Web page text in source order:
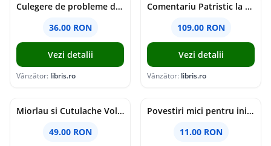
Culegere de probleme de matematica - Clasa 8 - Ioana Monalisa Manea, Cristina Neagoe
36.00 RON
Vezi detalii
Vânzător: libris.ro
Comentariu Patristic la Scriptura. Vechiul Testament II. Geneza, 12-50 - George Claudiu Tutu, Mark Sheridan, Alexander Baumgarten, Thomas C. Oden
109.00 RON
Vezi detalii
Vânzător: libris.ro
Miorlau si Cutulache Vol.1: Cu bicicleta pana la Luna - Timo Parvela
49.00 RON
Povestiri mici pentru inimi mari - Adrian Chiaga, Cristina Chiaga
11.00 RON